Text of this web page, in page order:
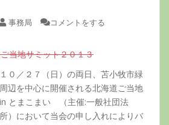
事務局 コメントをする
０／２７（日）の両日、苫小牧市緑
辺を中心に開催される北海道ご当地
とまこまい （主催:一般社団法
）において当会の申し入れによりバ